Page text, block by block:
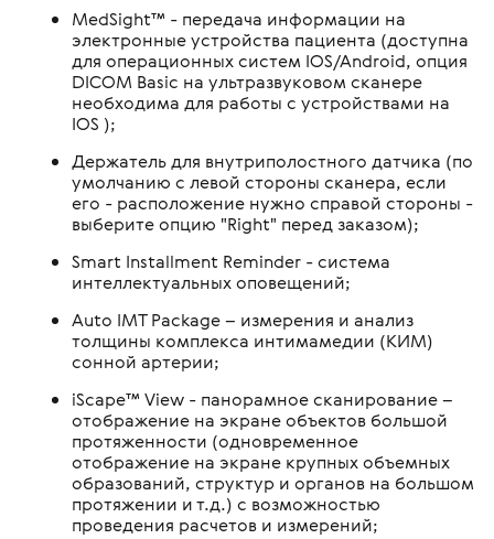
MedSight™ - передача информации на
электронные устройства пациента (доступна
для операционных систем IOS/Android, опция
DICOM Вasic на ультразвуковом сканере
необходима для работы с устройствами на
IOS );
Держатель для внутриполостного датчика (по
умолчанию с левой стороны сканера, если
его - расположение нужно справой стороны -
выберите опцию "Right" перед заказом);
Smart Installment Reminder - система
интеллектуальных оповещений;
Auto IMT Package – измерения и анализ
толщины комплекса интимамедии (КИМ)
сонной артерии;
iScape™ View - панорамное сканирование –
отображение на экране объектов большой
протяженности (одновременное
отображение на экране крупных объемных
образований, структур и органов на большом
протяжении и т.д.) с возможностью
проведения расчетов и измерений;